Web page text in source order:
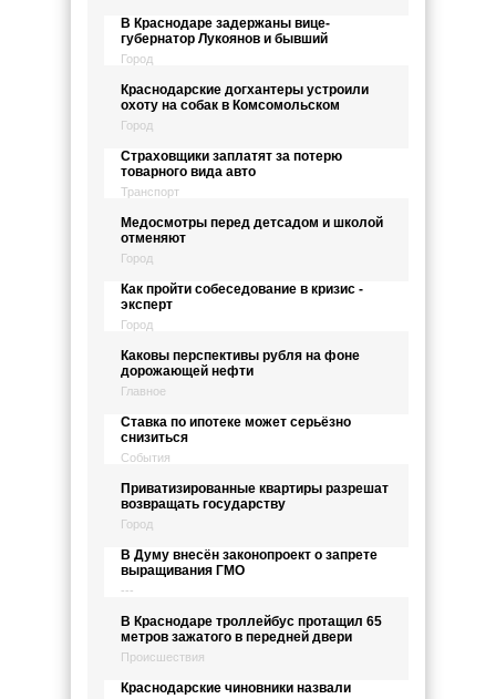
В Краснодаре задержаны вице-
губернатор Лукоянов и бывший
Город
Краснодарские догхантеры устроили
охоту на собак в Комсомольском
Город
Страховщики заплатят за потерю
товарного вида авто
Транспорт
Медосмотры перед детсадом и школой
отменяют
Город
Как пройти собеседование в кризис -
эксперт
Город
Каковы перспективы рубля на фоне
дорожающей нефти
Главное
Ставка по ипотеке может серьёзно
снизиться
События
Приватизированные квартиры разрешат
возвращать государству
Город
В Думу внесён законопроект о запрете
выращивания ГМО
---
В Краснодаре троллейбус протащил 65
метров зажатого в передней двери
Происшествия
Краснодарские чиновники назвали